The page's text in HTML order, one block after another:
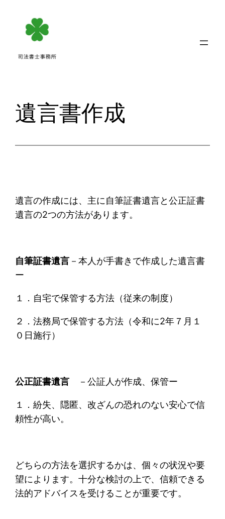
遺言書作成
遺言の作成には、主に自筆証書遺言と公正証書
遺言の2つの方法があります。
自筆証書遺言 －本人が手書きで作成した遺言書
ー
１．自宅で保管する方法（従来の制度）
２．法務局で保管する方法（令和に2年７月１
０日施行）
公正証書遺言 －公証人が作成、保管ー
１．紛失、隠匿、改ざんの恐れのない安心で信
頼性が高い。
どちらの方法を選択するかは、個々の状況や要
望によります。十分な検討の上で、信頼できる
法的アドバイスを受けることが重要です。